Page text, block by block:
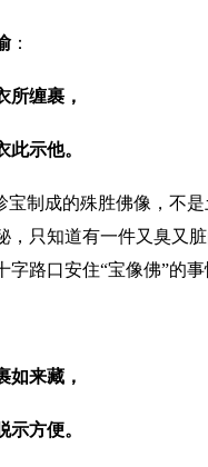
：
所缠裹，
示他。
宝制成的殊胜佛像，不
，只知道有一件又臭又
路口安住“宝像佛”的事
如来藏，
方便。